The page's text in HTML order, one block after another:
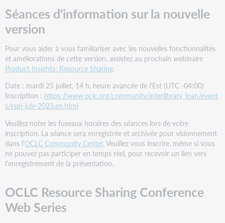
Séances d'information sur la nouvelle
version
Pour vous aider à vous familiariser avec les nouvelles fonctionnalités
et améliorations de cette version, assistez au prochain webinaire
Product Insights: Resource Sharing.
Date : mardi 25 juillet, 14 h, heure avancée de l'Est (UTC -04:00)
Inscription : https://www.oclc.org/community/interlibrary_loan/event
s/rspi-july-2023.en.html
Veuillez noter les fuseaux horaires des séances lors de votre
inscription. La séance sera enregistrée et archivée pour visionnement
dans l'OCLC Community Center. Veuillez vous inscrire, même si vous
ne pouvez pas participer en temps réel, pour recevoir un lien vers
l'enregistrement de la présentation.
OCLC Resource Sharing Conference
Web Series